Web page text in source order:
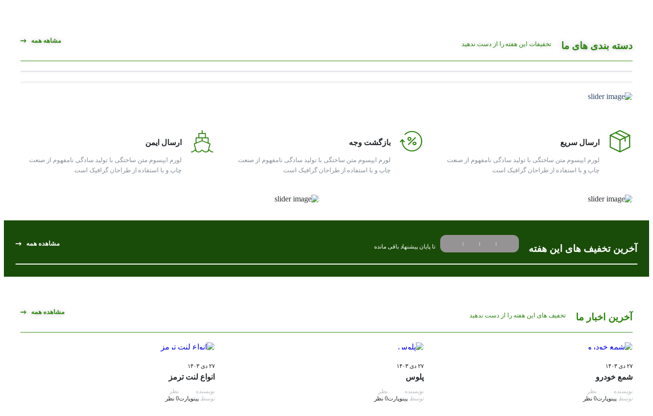
دسته بندی های ما تخفیفات این هفته را از دست ندهید مشاهه همه
تخفیف ویژه در اولین خرید
محدود
ارسال سریع
لورم ایپسوم متن ساختگی با تولید سادگی نامفهوم از صنعت
چاپ و با استفاده از طراحان گرافیک است
بازگشت وجه
لورم ایپسوم متن ساختگی با تولید سادگی نامفهوم از صنعت
چاپ و با استفاده از طراحان گرافیک است
ارسال ایمن
لورم ایپسوم متن ساختگی با تولید سادگی نامفهوم از صنعت
چاپ و با استفاده از طراحان گرافیک است
آخرین تخفیف های این هفته : : : تا پایان پیشنهاد باقی مانده مشاهده همه
آخرین اخبار ما تخفیف های این هفته را از دست ندهید مشاهده همه
۲۷ دی ۱۴۰۳
شمع خودرو
نویسنده
توسط پینوپارت
نظر
0 نظر
۲۷ دی ۱۴۰۳
پلوس
نویسنده
توسط پینوپارت
نظر
0 نظر
۲۷ دی ۱۴۰۳
انواع لنت ترمز
نویسنده
توسط پینوپارت
نظر
0 نظر